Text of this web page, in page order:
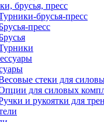
брусья, пресс
брусья-пресс
пресс
стеки для
для силовых
и рукоятки для